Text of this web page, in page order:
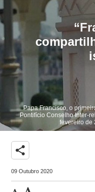
Papa Francisco, o
Pontifício Conselho Inter-
fevereiro de
share
09 Outubro 2020